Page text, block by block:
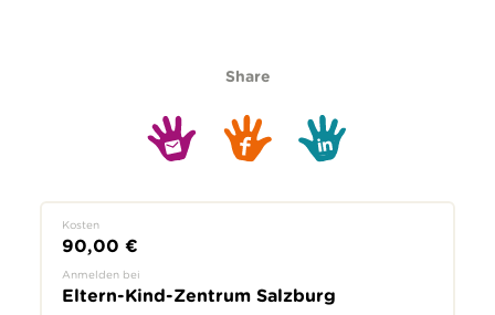
Share
Kosten
90,00 €
Anmelden bei
Eltern-Kind-Zentrum Salzburg